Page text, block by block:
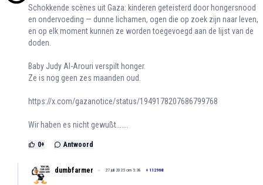
Schokkende scènes uit Gaza: kinderen geteisterd door hongersnood
en ondervoeding — dunne lichamen, ogen die op zoek zijn naar leven,
en op elk moment kunnen ze worden toegevoegd aan de lijst van de
doden.
Baby Judy Al-Arouri verspilt honger.
Ze is nog geen zes maanden oud.
https://x.com/gazanotice/status/1949178207686799768
Wir haben es nicht gewußt.......
0+ Antwoord
dumbfarmer 27 juli 2025 om 5:38 + 112968